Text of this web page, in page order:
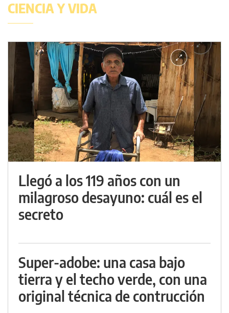
CIENCIA Y VIDA
Llegó a los 119 años con un
milagroso desayuno: cuál es el
secreto
Super-adobe: una casa bajo
tierra y el techo verde, con una
original técnica de contrucción